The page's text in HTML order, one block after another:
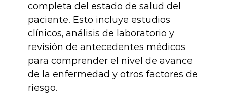
completa del estado de salud del
paciente. Esto incluye estudios
clínicos, análisis de laboratorio y
revisión de antecedentes médicos
para comprender el nivel de avance
de la enfermedad y otros factores de
riesgo.